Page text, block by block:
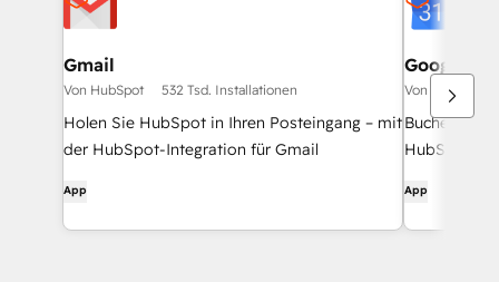
Gmail
Von HubSpot 532 Tsd. Installationen
Holen Sie HubSpot in Ihren Posteingang – mit
der HubSpot-Integration für Gmail
App
Google
Von HubSpot
Buchen Sie
HubSpot
App